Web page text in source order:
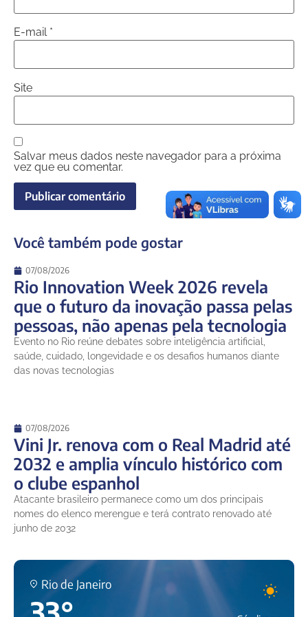
E-mail *
Site
Salvar meus dados neste navegador para a próxima
vez que eu comentar.
Você também pode gostar
07/08/2026
Rio Innovation Week 2026 revela
que o futuro da inovação passa pelas
pessoas, não apenas pela tecnologia
Evento no Rio reúne debates sobre inteligência artificial,
saúde, cuidado, longevidade e os desafios humanos diante
das novas tecnologias
07/08/2026
Vini Jr. renova com o Real Madrid até
2032 e amplia vínculo histórico com
o clube espanhol
Atacante brasileiro permanece como um dos principais
nomes do elenco merengue e terá contrato renovado até
junho de 2032
Rio de Janeiro